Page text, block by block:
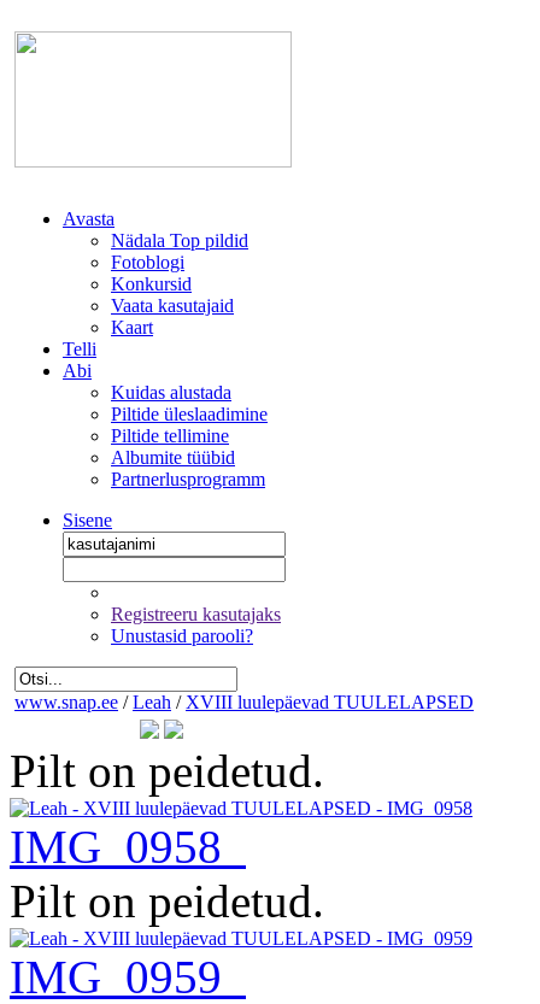
Avasta
Nädala Top pildid
Fotoblogi
Konkursid
Vaata kasutajaid
Kaart
Telli
Abi
Kuidas alustada
Piltide üleslaadimine
Piltide tellimine
Albumite tüübid
Partnerlusprogramm
Sisene
Registreeru kasutajaks
Unustasid parooli?
www.snap.ee / Leah / XVIII luulepäevad TUULELAPSED
Pilt on peidetud.
IMG_0958
Pilt on peidetud.
IMG_0959